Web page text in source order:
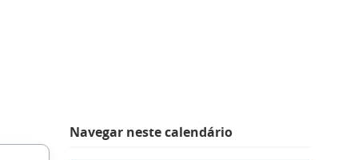
Navegar neste calendário